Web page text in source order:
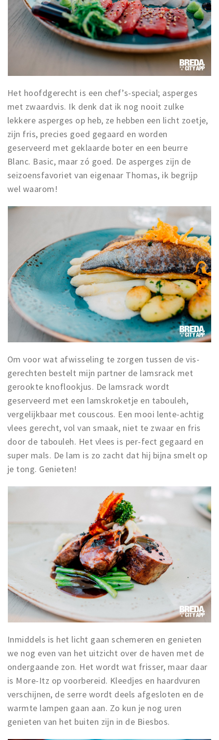
Het hoofdgerecht is een chef’s-special; asperges
met zwaardvis. Ik denk dat ik nog nooit zulke
lekkere asperges op heb, ze hebben een licht zoetje,
zijn fris, precies goed gegaard en worden
geserveerd met geklaarde boter en een beurre
Blanc. Basic, maar zó goed. De asperges zijn de
seizoensfavoriet van eigenaar Thomas, ik begrijp
wel waarom!
Om voor wat afwisseling te zorgen tussen de vis-
gerechten bestelt mijn partner de lamsrack met
gerookte knoflookjus. De lamsrack wordt
geserveerd met een lamskroketje en tabouleh,
vergelijkbaar met couscous. Een mooi lente-achtig
vlees gerecht, vol van smaak, niet te zwaar en fris
door de tabouleh. Het vlees is per-fect gegaard en
super mals. De lam is zo zacht dat hij bijna smelt op
je tong. Genieten!
Inmiddels is het licht gaan schemeren en genieten
we nog even van het uitzicht over de haven met de
ondergaande zon. Het wordt wat frisser, maar daar
is More-Itz op voorbereid. Kleedjes en haardvuren
verschijnen, de serre wordt deels afgesloten en de
warmte lampen gaan aan. Zo kun je nog uren
genieten van het buiten zijn in de Biesbos.